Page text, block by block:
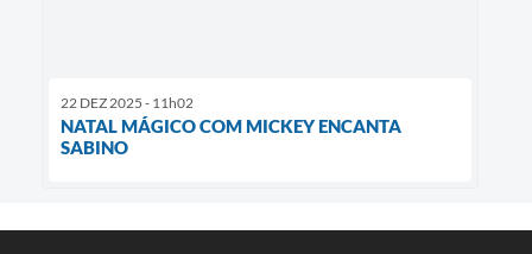
22 DEZ 2025 - 11h02
NATAL MÁGICO COM MICKEY ENCANTA
SABINO